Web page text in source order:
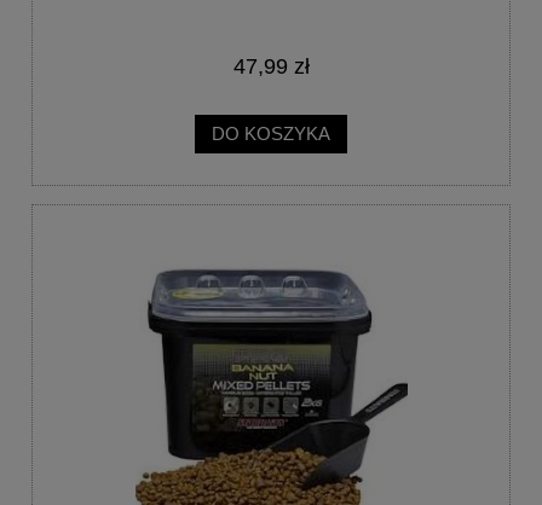
47,99 zł
DO KOSZYKA